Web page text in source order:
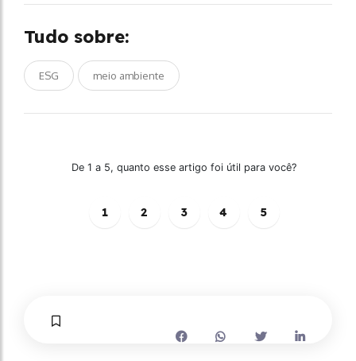
Tudo sobre:
ESG meio ambiente
De 1 a 5, quanto esse artigo foi útil para você?
1 2 3 4 5